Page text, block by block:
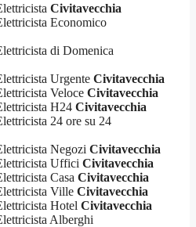
Civitavecchia
Economico
di Domenica
Urgente Civitavecchia
Veloce Civitavecchia
H24 Civitavecchia
24 ore su 24
Negozi Civitavecchia
Uffici Civitavecchia
Casa Civitavecchia
Ville Civitavecchia
Hotel Civitavecchia
Alberghi